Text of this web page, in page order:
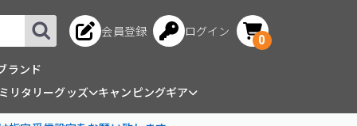
会員登録 ログイン
0
ランド
リタリーグッズ
キャンピングギア